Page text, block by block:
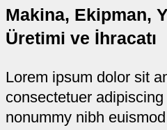
Makina, Ekipman,
Üretimi ve İhracatı
Lorem ipsum dolor sit
consectetuer
nonummy nibh